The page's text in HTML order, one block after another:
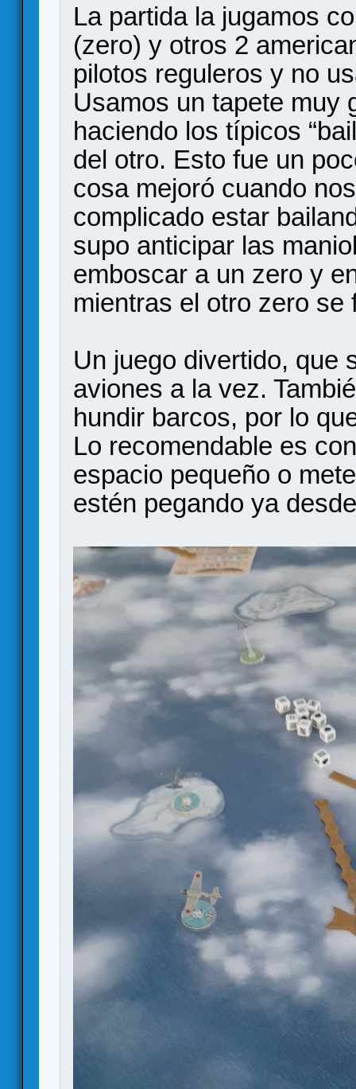
La partida la jugamos
(zero) y otros 2
pilotos reguleros y no
Usamos un tapete muy
haciendo los típicos
del otro. Esto fue un
cosa mejoró cuando
complicado estar
supo anticipar las
emboscar a un zero y
mientras el otro zero se
Un juego divertido, que
aviones a la vez.
hundir barcos, por lo
Lo recomendable es
espacio pequeño o
estén pegando ya